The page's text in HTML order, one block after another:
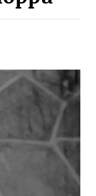
Ylen
ja nettikasinot